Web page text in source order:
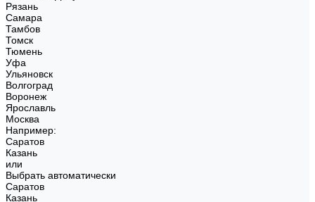
Рязань
Самара
Тамбов
Томск
Тюмень
Уфа
Ульяновск
Волгоград
Воронеж
Ярославль
Москва
Например:
Саратов
Казань
или
Выбрать автоматически
Саратов
Казань